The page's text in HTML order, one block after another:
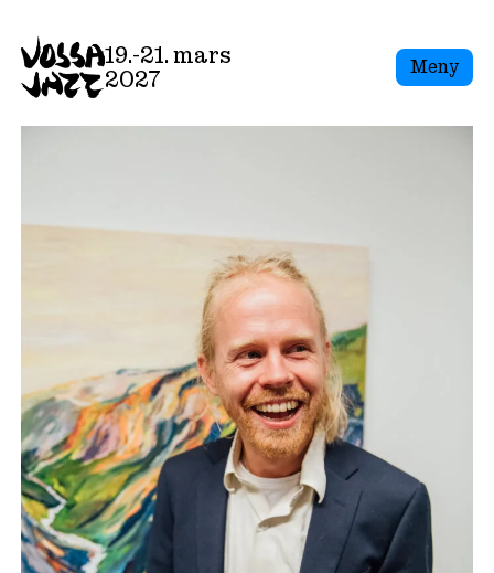
to
content
19.-21. mars
2027
Meny